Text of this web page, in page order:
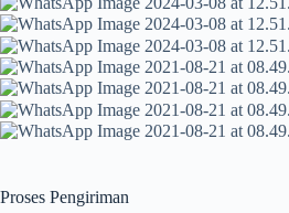
Proses Pengiriman